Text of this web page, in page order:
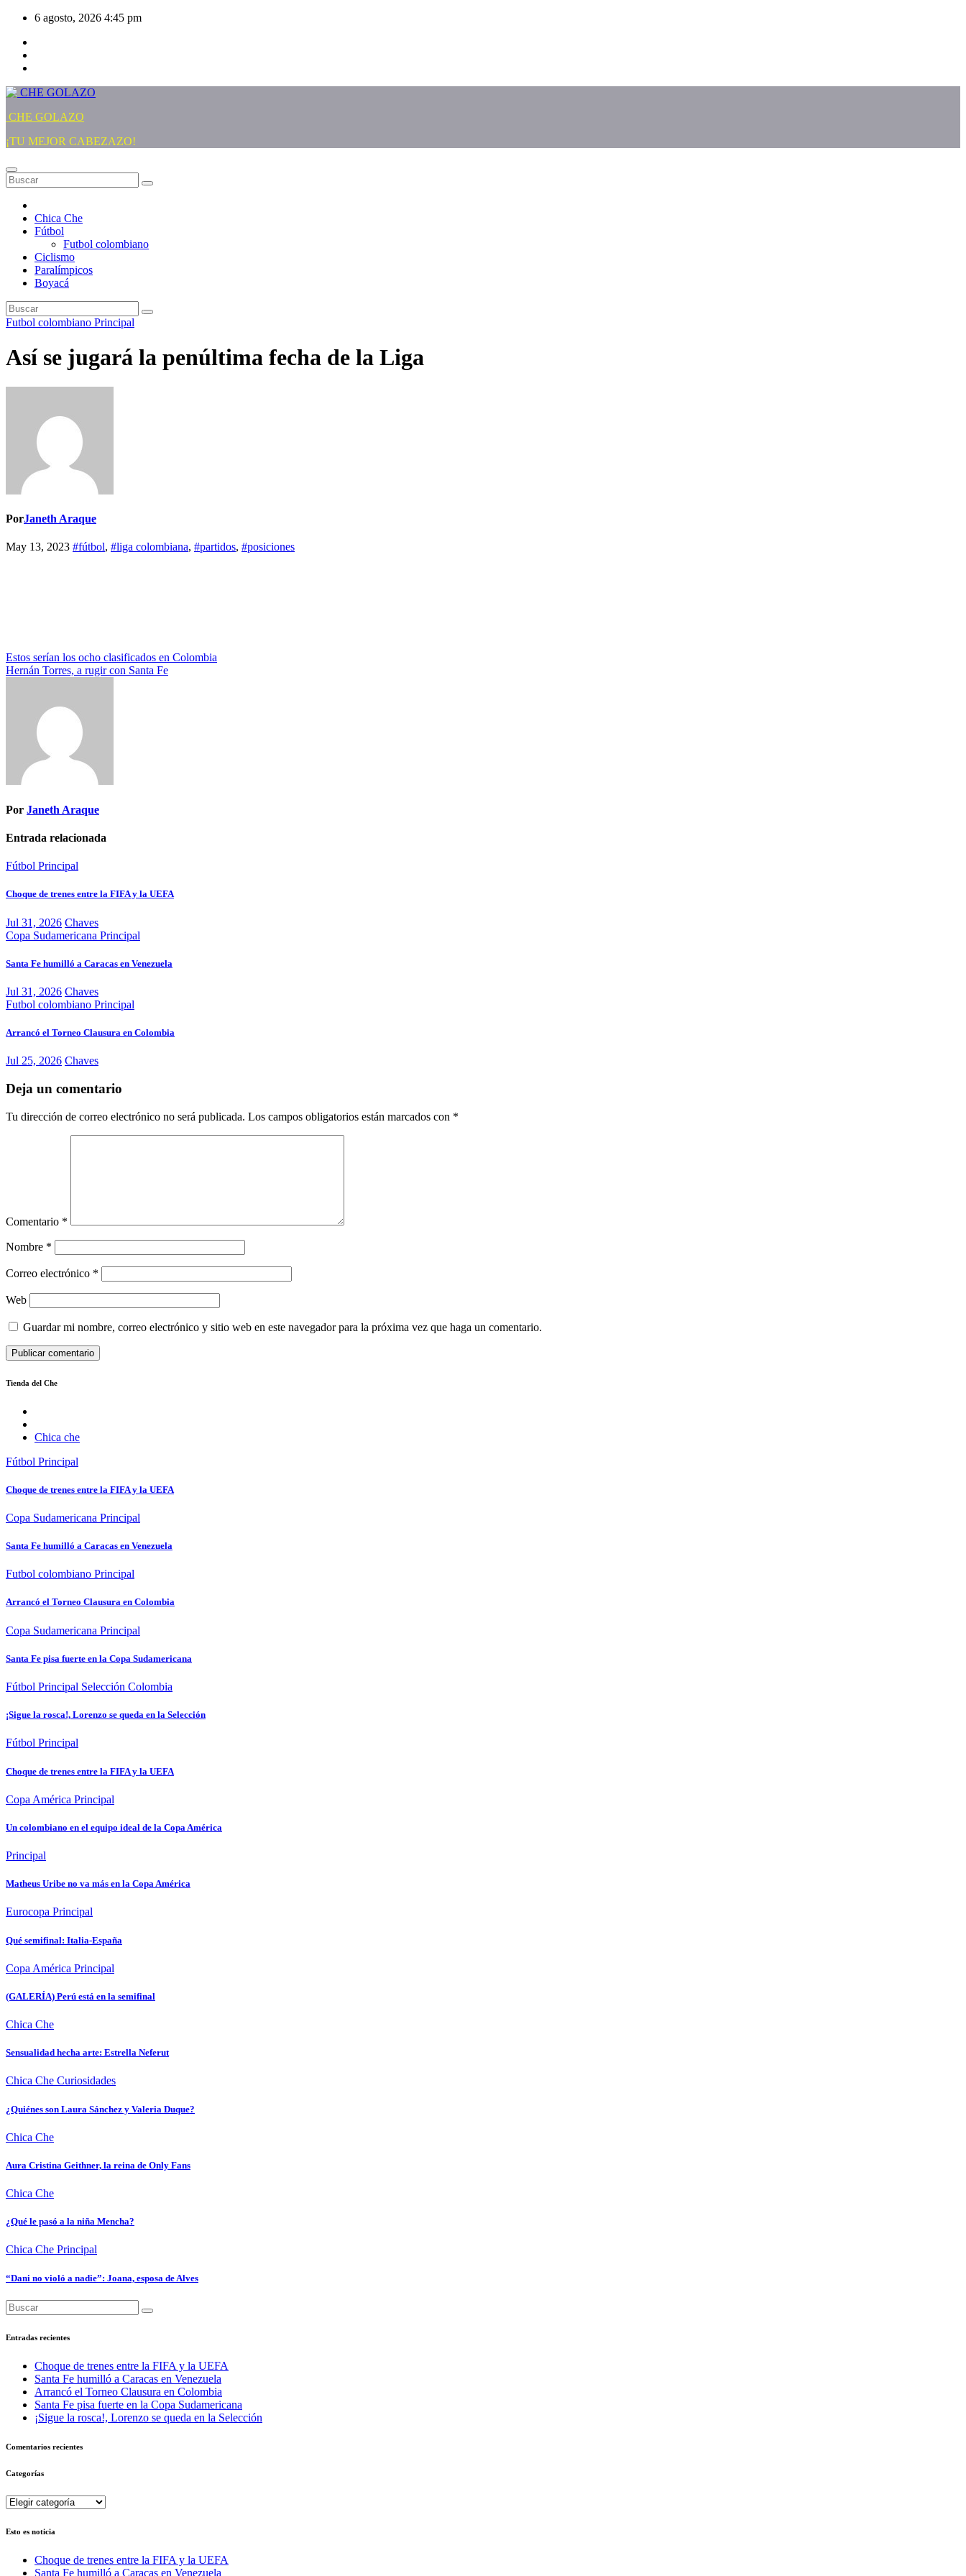
Saltar
contenido
6 agosto, 2026 4:45 pm
CHE GOLAZO
¡TU MEJOR CABEZAZO!
Chica Che
Fútbol
Futbol colombiano
Ciclismo
Paralímpicos
Boyacá
Futbol colombiano Principal
Así se jugará la penúltima fecha de la Liga
PorJaneth Araque
May 13, 2023 #fútbol, #liga colombiana, #partidos, #posiciones
Navegación
de
Estos serían los ocho clasificados en Colombia
Hernán Torres, a rugir con Santa Fe
Por Janeth Araque
Entrada relacionada
Fútbol Principal
Choque de trenes entre la FIFA y la UEFA
Jul 31, 2026 Chaves
Copa Sudamericana Principal
Santa Fe humilló a Caracas en Venezuela
Jul 31, 2026 Chaves
Futbol colombiano Principal
Arrancó el Torneo Clausura en Colombia
Jul 25, 2026 Chaves
Deja un comentario
Tu dirección de correo electrónico no será publicada. Los campos obligatorios están marcados con *
Comentario *
Nombre *
Correo electrónico *
Web
Guardar mi nombre, correo electrónico y sitio web en este navegador para la próxima vez que haga un comentario.
Tienda del Che
Chica che
Fútbol Principal
Choque de trenes entre la FIFA y la UEFA
Copa Sudamericana Principal
Santa Fe humilló a Caracas en Venezuela
Futbol colombiano Principal
Arrancó el Torneo Clausura en Colombia
Copa Sudamericana Principal
Santa Fe pisa fuerte en la Copa Sudamericana
Fútbol Principal Selección Colombia
¡Sigue la rosca!, Lorenzo se queda en la Selección
Fútbol Principal
Choque de trenes entre la FIFA y la UEFA
Copa América Principal
Un colombiano en el equipo ideal de la Copa América
Principal
Matheus Uribe no va más en la Copa América
Eurocopa Principal
Qué semifinal: Italia-España
Copa América Principal
(GALERÍA) Perú está en la semifinal
Chica Che
Sensualidad hecha arte: Estrella Neferut
Chica Che Curiosidades
¿Quiénes son Laura Sánchez y Valeria Duque?
Chica Che
Aura Cristina Geithner, la reina de Only Fans
Chica Che
¿Qué le pasó a la niña Mencha?
Chica Che Principal
“Dani no violó a nadie”: Joana, esposa de Alves
Entradas recientes
Choque de trenes entre la FIFA y la UEFA
Santa Fe humilló a Caracas en Venezuela
Arrancó el Torneo Clausura en Colombia
Santa Fe pisa fuerte en la Copa Sudamericana
¡Sigue la rosca!, Lorenzo se queda en la Selección
Comentarios recientes
Categorías
Categorías
Esto es noticia
Choque de trenes entre la FIFA y la UEFA
Santa Fe humilló a Caracas en Venezuela